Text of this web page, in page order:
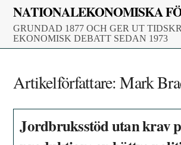
Skip
content
NATIONALEKONOMISKA
GRUNDAD 1877 OCH GER UT
EKONOMISK DEBATT SEDAN 1973
Artikelförfattare:Mark
Jordbruksstöd utan krav